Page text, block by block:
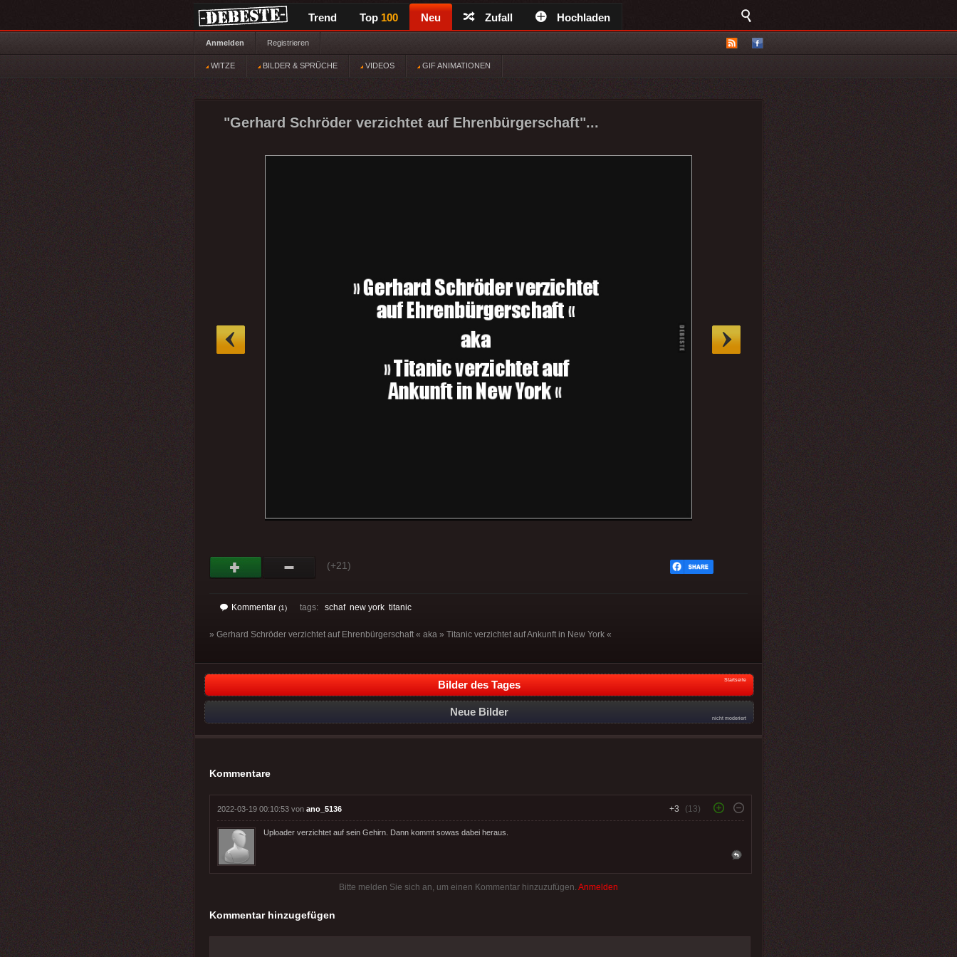
Trend Top 100 Neu Zufall Hochladen
Anmelden Registrieren
WITZE BILDER & SPRÜCHE VIDEOS GIF ANIMATIONEN
"Gerhard Schröder verzichtet auf Ehrenbürgerschaft"...
(+21)
Kommentar (1) tags: schaf new york titanic
» Gerhard Schröder verzichtet auf Ehrenbürgerschaft « aka » Titanic verzichtet auf Ankunft in New York «
Bilder des Tages Startseite
Neue Bilder
nicht moderiert
Kommentare
2022-03-19 00:10:53 von ano_5136 +3 (13)
Uploader verzichtet auf sein Gehirn. Dann kommt sowas dabei heraus.
Bitte melden Sie sich an, um einen Kommentar hinzuzufügen. Anmelden
Kommentar hinzugefügen